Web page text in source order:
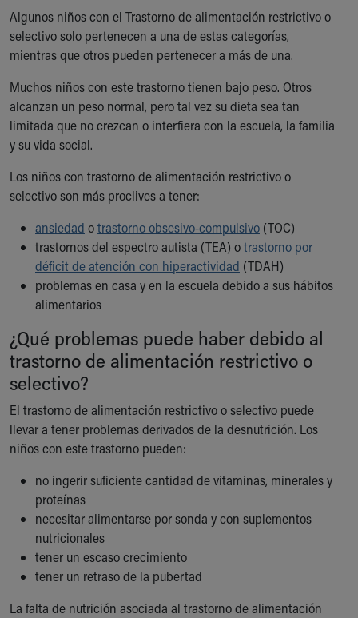
Your Visit
MyChart Telehealth Visits
Directions
Doggie Brigade
During Your Visit
Financial Services
Rest Accommodations
Visiting
Department of Public Safety
Health Info
Health Information
Healthy Info, Healthy Kids
Inside Children's Blog
KidsHealth Topics
Family Library
Injury Prevention
Medical Records
Symptom Checker
Skip to main content
Algunos niños con el Trastorno de alimentación restrictivo o
selectivo solo pertenecen a una de estas categorías,
mientras que otros pueden pertenecer a más de una.
Muchos niños con este trastorno tienen bajo peso. Otros
alcanzan un peso normal, pero tal vez su dieta sea tan
limitada que no crezcan o interfiera con la escuela, la familia
y su vida social.
Los niños con trastorno de alimentación restrictivo o
selectivo son más proclives a tener:
ansiedad otrastorno obsesivo-compulsivo (TOC)
trastornos del espectro autista (TEA) otrastorno por
déficit de atención con hiperactividad (TDAH)
problemas en casa y en la escuela debido a sus hábitos
alimentarios
¿Qué problemas puede haber debido al
trastorno de alimentación restrictivo o
selectivo?
El trastorno de alimentación restrictivo o selectivo puede
llevar a tener problemas derivados de la desnutrición. Los
niños con este trastorno pueden:
no ingerir suficiente cantidad de vitaminas, minerales y
proteínas
necesitar alimentarse por sonda y con suplementos
nutricionales
tener un escaso crecimiento
tener un retraso de la pubertad
La falta de nutrición asociada al trastorno de alimentación